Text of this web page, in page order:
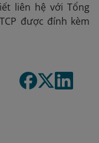
liên hệ với Tổng
được đính kèm